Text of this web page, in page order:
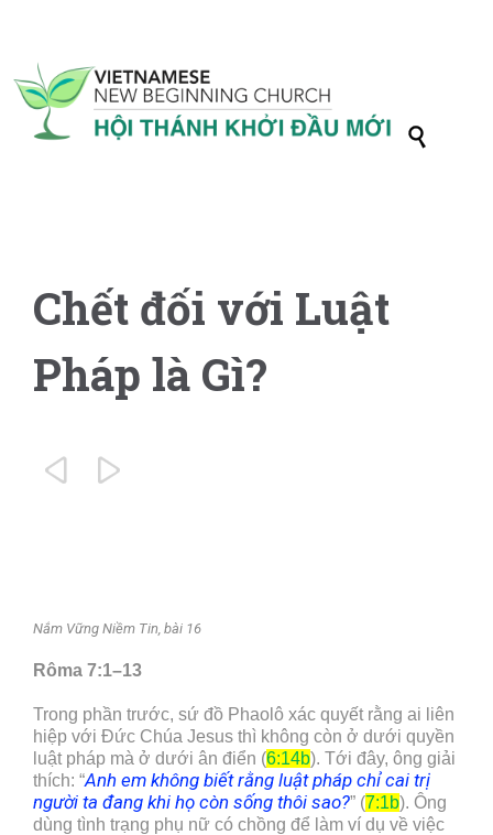

Chết đối với Luật
Pháp là Gì?
 
Nắm Vững Niềm Tin, bài 16
Rôma 7:1–13
Trong phần trước, sứ đồ Phaolô xác quyết rằng ai liên
hiệp với Đức Chúa Jesus thì không còn ở dưới quyền
luật pháp mà ở dưới ân điển (6:14b). Tới đây, ông giải
thích: “Anh em không biết rằng luật pháp chỉ cai trị
người ta đang khi họ còn sống thôi sao?” (7:1b). Ông
dùng tình trạng phụ nữ có chồng để làm ví dụ về việc